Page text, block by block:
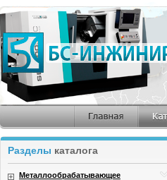
Разделы каталога
Металлообрабатывающее